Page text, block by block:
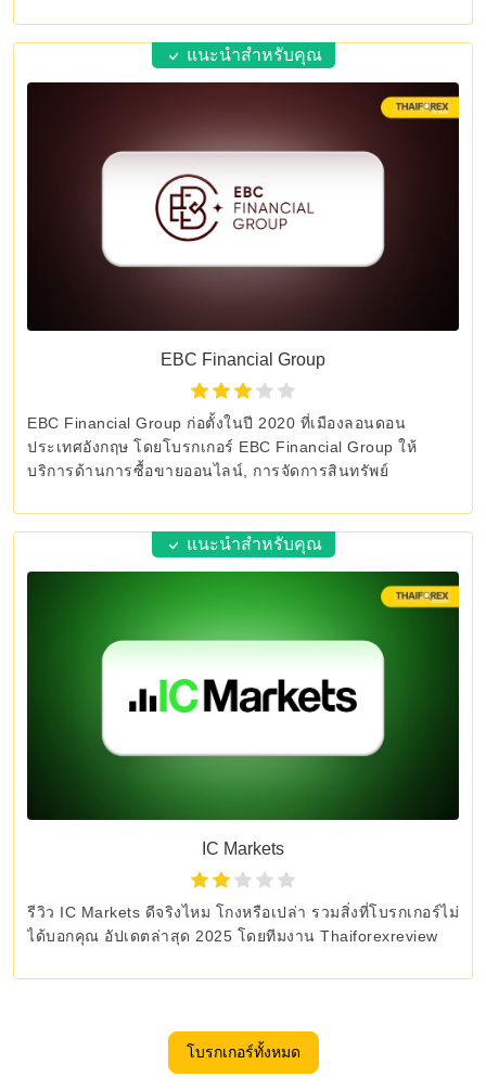
แนะนำสำหรับคุณ
EBC Financial Group
EBC Financial Group ก่อตั้งในปี 2020 ที่เมืองลอนดอน
ประเทศอังกฤษ โดยโบรกเกอร์ EBC Financial Group ให้
บริการด้านการซื้อขายออนไลน์, การจัดการสินทรัพย์
แนะนำสำหรับคุณ
IC Markets
รีวิว IC Markets ดีจริงไหม โกงหรือเปล่า รวมสิ่งที่โบรกเกอร์ไม่
ได้บอกคุณ อัปเดตล่าสุด 2025 โดยทีมงาน Thaiforexreview
โบรกเกอร์ทั้งหมด